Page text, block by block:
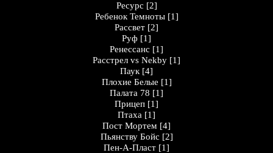
Ресурс [2]
Ребенок Темноты [1]
Рассвет [2]
Руф [1]
Ренессанс [1]
Расстрел vs Nekby [1]
Паук [4]
Плохие Белые [1]
Палата 78 [1]
Прицеп [1]
Птаха [1]
Пост Мортем [4]
Пьянству Бойс [2]
Пен-А-Пласт [1]